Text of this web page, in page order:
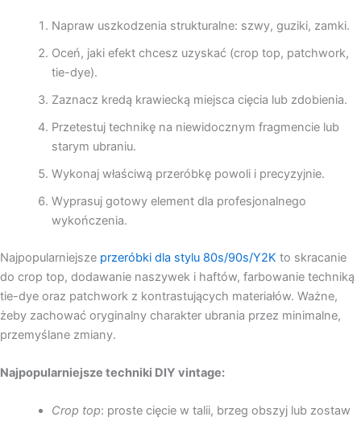
Napraw uszkodzenia strukturalne: szwy, guziki, zamki.
Oceń, jaki efekt chcesz uzyskać (crop top, patchwork,
tie-dye).
Zaznacz kredą krawiecką miejsca cięcia lub zdobienia.
Przetestuj technikę na niewidocznym fragmencie lub
starym ubraniu.
Wykonaj właściwą przeróbkę powoli i precyzyjnie.
Wyprasuj gotowy element dla profesjonalnego
wykończenia.
Najpopularniejsze przeróbki dla stylu 80s/90s/Y2K to skracanie
do crop top, dodawanie naszywek i haftów, farbowanie techniką
tie-dye oraz patchwork z kontrastujących materiałów. Ważne,
żeby zachować oryginalny charakter ubrania przez minimalne,
przemyślane zmiany.
Najpopularniejsze techniki DIY vintage:
Crop top: proste cięcie w talii, brzeg obszyj lub zostaw